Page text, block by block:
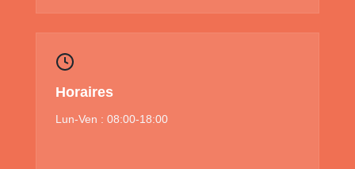
Horaires
Lun-Ven : 08:00-18:00